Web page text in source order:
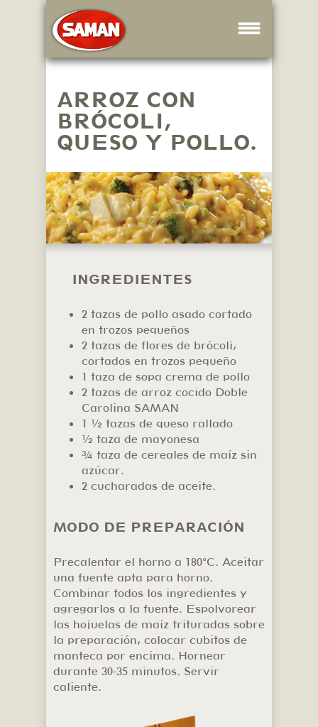
ARROZ CON
BRÓCOLI,
QUESO Y POLLO.
INGREDIENTES
2 tazas de pollo asado cortado
en trozos pequeños
2 tazas de flores de brócoli,
cortados en trozos pequeño
1 taza de sopa crema de pollo
2 tazas de arroz cocido Doble
Carolina SAMAN
1 ½ tazas de queso rallado
½ taza de mayonesa
¾ taza de cereales de maíz sin
azúcar.
2 cucharadas de aceite.
MODO DE PREPARACIÓN
Precalentar el horno a 180°C. Aceitar
una fuente apta para horno.
Combinar todos los ingredientes y
agregarlos a la fuente. Espolvorear
las hojuelas de maíz trituradas sobre
la preparación, colocar cubitos de
manteca por encima. Hornear
durante 30-35 minutos. Servir
caliente.